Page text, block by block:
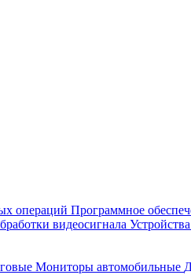
операций Программное
видеосигнала
Мониторы автомобильные